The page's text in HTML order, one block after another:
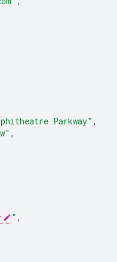
Parkway" ,
,
" ,